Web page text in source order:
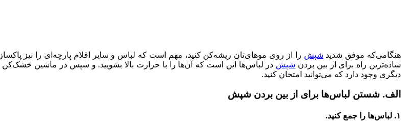
هنگامی‌که موفق شدید شپش را از روی موهای‌تان ریشه‌کن کنید، مهم است که لباس و سایر اقلام پارچه‌ای را نیز
ساده‌ترین راه برای از بین بردن شپش در لباس‌ها این است که آن‌ها را با حرارت بالا بشویید. و سپس در ماشین
دیگری وجود دارد که می‌توانید امتحان کنید.
الف. شستن لباس‌ها برای از بین بردن شپش
۱. لباس‌ها را جمع کنید.